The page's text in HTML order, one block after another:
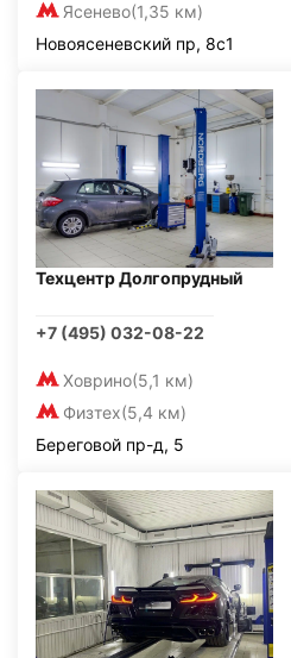
Ясенево(1,35 км)
Новоясеневский пр, 8с1
Техцентр Долгопрудный
+7 (495) 032-08-22
Ховрино(5,1 км)
Физтех(5,4 км)
Береговой пр-д, 5